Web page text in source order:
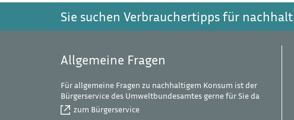
Sie suchen Verbrauchertipps für
Allgemeine Fragen
Für allgemeine Fragen zu nachhaltigem Konsum ist der
Bürgerservice des Umweltbundesamtes gerne für Sie da
zum Bürgerservice